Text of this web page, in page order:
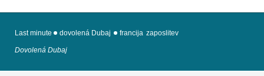
Last minute dovolená Dubaj francija zaposlitev
Dovolená Dubaj